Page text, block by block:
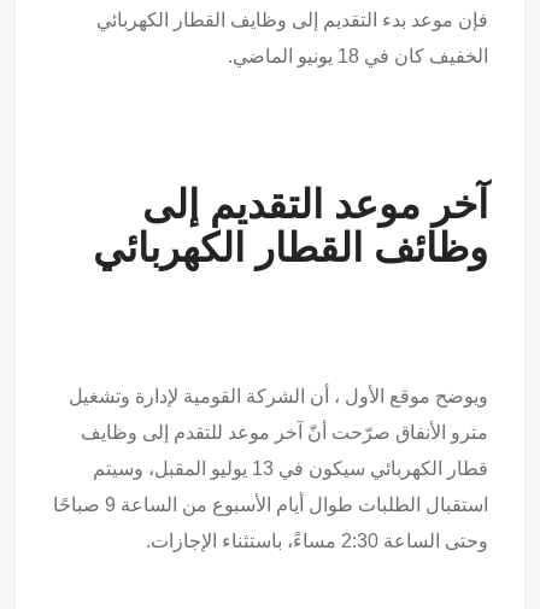
فإن موعد بدء التقديم إلى وظايف القطار الكهربائي
الخفيف كان في 18 يونيو الماضي.
آخر موعد التقديم إلى
وظائف القطار الكهربائي
ويوضح موقع الأول ، أن الشركة القومية لإدارة وتشغيل
مترو الأنفاق صرّحت أنّ آخر موعد للتقدم إلى وظايف
قطار الكهربائي سيكون في 13 يوليو المقبل، وسيتم
استقبال الطلبات طوال أيام الأسبوع من الساعة 9 صباحًا
وحتى الساعة 2:30 مساءً، باستثناء الإجازات.